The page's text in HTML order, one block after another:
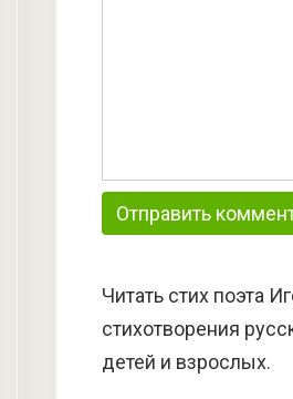
Читать стих поэта
стихотворения
детей и взрослых.